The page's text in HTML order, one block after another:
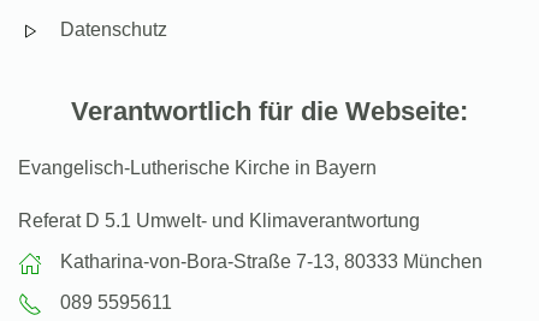
Datenschutz
Verantwortlich für die Webseite:
Evangelisch-Lutherische Kirche in Bayern
Referat D 5.1 Umwelt- und Klimaverantwortung
Katharina-von-Bora-Straße 7-13, 80333 München
089 5595611